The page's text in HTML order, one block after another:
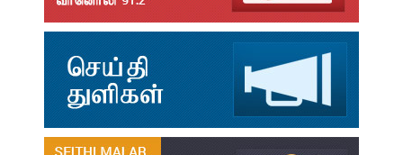
31
தமிழ்க்கலை – தமிழியல் காலாண்டு ஆய்விதழ் – 2025
Jul
31
தமிழ்க்கலை – தமிழியல் காலாண்டு ஆய்விதழ் – 2024